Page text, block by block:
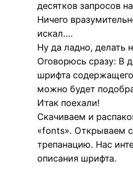
десятков запросов
Ничего
искал….
Ну да ладно, делать
Оговорюсь сразу: В
шрифта
можно будет
Итак поехали!
Скачиваем и
«fonts». Открываем
трепанацию. Нас
описания шрифта.